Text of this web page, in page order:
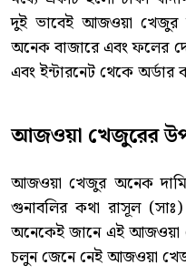
দুই ভাবেই আজওয়া খেজুর
অনেক বাজারে এবং ফলের
এবং ইন্টারনেট থেকে অর্ডার
আজওয়া খেজুরের
আজওয়া খেজুর অনেক দামি
গুনাবলির কথা রাসূল
অনেকেই জানে এই আজওয়া
চলুন জেনে নেই আজওয়া